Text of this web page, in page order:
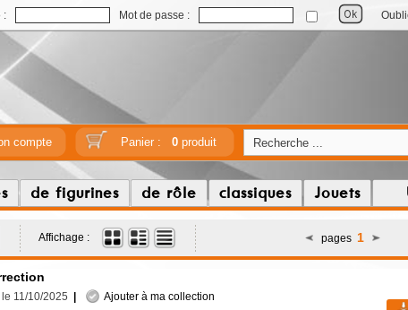
: Mot de passe :
compte Panier : 0produit
de figurines de rôle classiques Jouets
Affichage : pages 1
11/10/2025
Ajouter à ma collection